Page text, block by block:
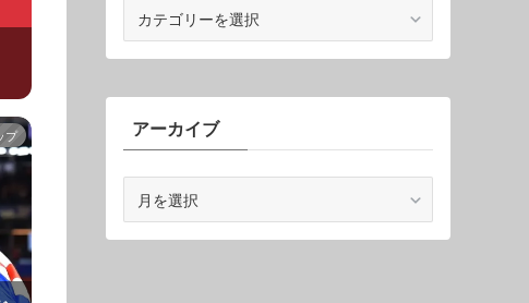
プ
ゴ
ー
アーカイブ
カ